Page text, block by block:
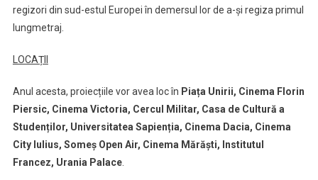
regizori din sud-estul Europei în demersul lor de a-și regiza primul
lungmetraj.
LOCAȚII
Anul acesta, proiecțiile vor avea loc în Piața Unirii, Cinema Florin
Piersic, Cinema Victoria, Cercul Militar, Casa de Cultură a
Studenților, Universitatea Sapienția, Cinema Dacia, Cinema
City Iulius, Someș Open Air, Cinema Mărăști, Institutul
Francez, Urania Palace.